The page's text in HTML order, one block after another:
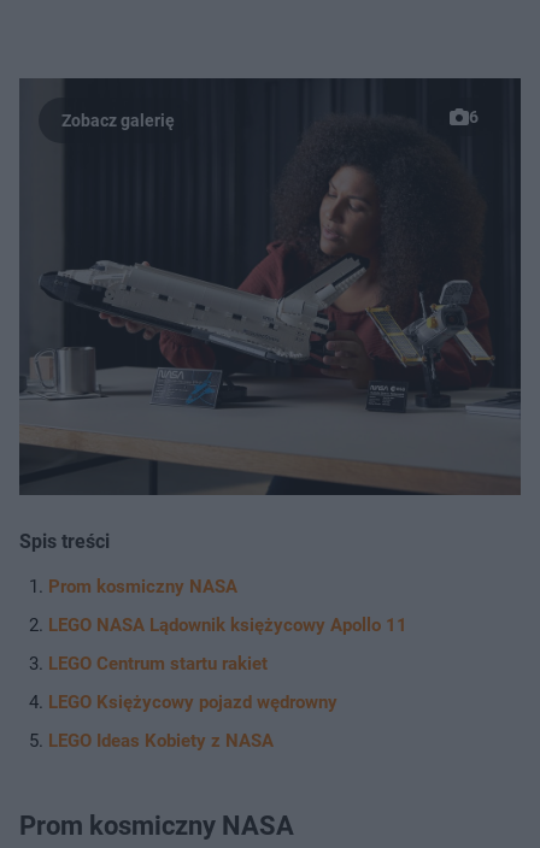
6
Spis treści
Prom kosmiczny NASA
LEGO NASA Lądownik księżycowy Apollo 11
LEGO Centrum startu rakiet
LEGO Księżycowy pojazd wędrowny
LEGO Ideas Kobiety z NASA
Prom kosmiczny NASA